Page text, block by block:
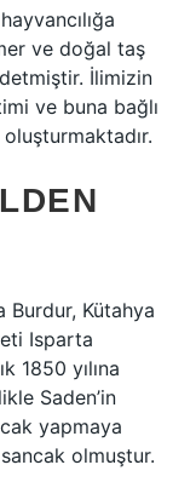
ve doğal taş
İlimizin
ve buna bağlı
Burdur, Kütahya
Isparta
1850 yılına
Saden’in
yapmaya
sancak olmuştur.